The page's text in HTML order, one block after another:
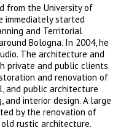
from the University of
immediately started
and Territorial
Bologna. In 2004, he
The architecture and
private and public clients
and renovation of
and public architecture
and interior design. A large
by the renovation of
rustic architecture.